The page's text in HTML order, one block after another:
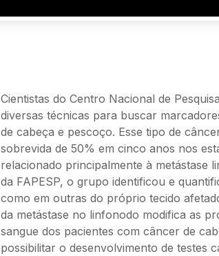
Cientistas do Centro Nacional de
diversas técnicas para buscar
de cabeça e pescoço. Esse tipo de
sobrevida de 50% em cinco anos nos
relacionado principalmente à metástase
da FAPESP, o grupo identificou e
como em outras do próprio tecido
da metástase no linfonodo modifica as
sangue dos pacientes com câncer de
possibilitar o desenvolvimento de testes